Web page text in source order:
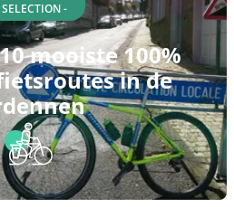
-
mooiste 100%
in de